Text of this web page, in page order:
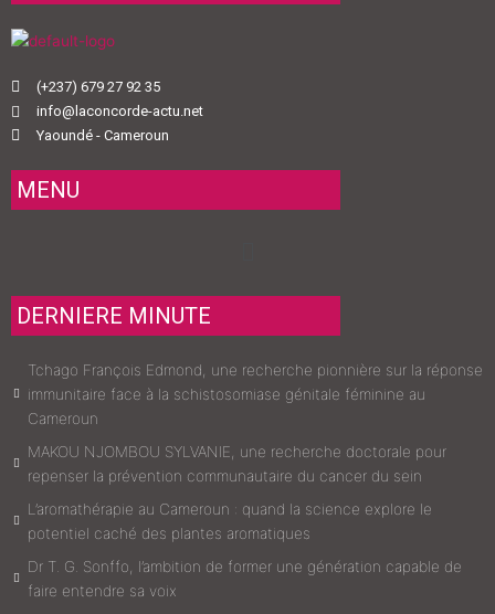
(+237) 679 27 92 35
info@laconcorde-actu.net
Yaoundé - Cameroun
MENU
DERNIERE MINUTE
Tchago François Edmond, une recherche pionnière sur la réponse
immunitaire face à la schistosomiase génitale féminine au
Cameroun
MAKOU NJOMBOU SYLVANIE, une recherche doctorale pour
repenser la prévention communautaire du cancer du sein
L’aromathérapie au Cameroun : quand la science explore le
potentiel caché des plantes aromatiques
Dr T. G. Sonffo, l’ambition de former une génération capable de
faire entendre sa voix